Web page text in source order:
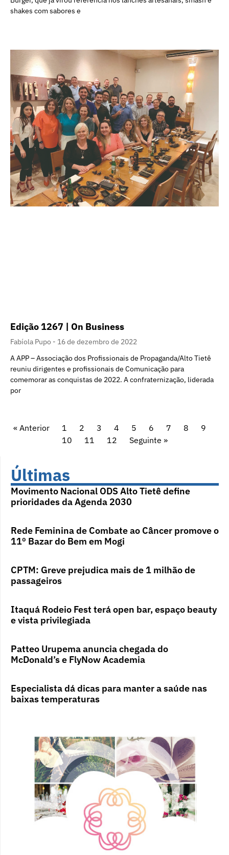
shakes com sabores e
Edição 1267 | On Business
Fabíola Pupo
16 de dezembro de 2022
A APP – Associação dos Profissionais de Propaganda/Alto Tietê
reuniu dirigentes e profissionais de Comunicação para
comemorar as conquistas de 2022. A confraternização, liderada
por
« Anterior 1 2 3 4 5 6 7 8
9
10
11 12 Seguinte »
Últimas
Movimento Nacional ODS Alto Tietê define
prioridades da Agenda 2030
Rede Feminina de Combate ao Câncer promove o
11º Bazar do Bem em Mogi
CPTM: Greve prejudica mais de 1 milhão de
passageiros
Itaquá Rodeio Fest terá open bar, espaço beauty
e vista privilegiada
Patteo Urupema anuncia chegada do
McDonald’s e FlyNow Academia
Especialista dá dicas para manter a saúde nas
baixas temperaturas